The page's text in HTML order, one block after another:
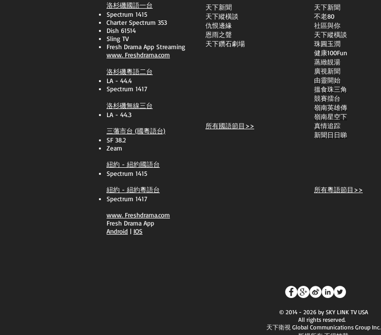
洛杉磯國語一台
Spectrum 1415
Charter Spectrum 353
Dish 61514
Sling TV
​Fresh Drama App Streaming
www. Freshdrama.com
洛杉磯粵語二台
LA - 44.4
Spectrum 1417
洛杉磯無線三台
LA - 44.3
三藩市台 (國粵語台)
SF 38.2
Zeam
紐約 - 紐約國語台
Spectrum 1415
紐約 - 紐約粵語台
Spectrum 1417
​www. Freshdrama.com
Fresh Drama App
​Android | IOS
天下新聞
天下縱橫談
​仇恨邊緣
恩雨之聲
天下鑽石劇場
所有國語節目>>
天下新聞
不老80
社區與你
天下縱橫談
​珠圓玉潤
​健康100Fun
蒸緻靚湯
​廣視新聞
由靈開始
搵食珠三角
競賽擂台
嶺南英雄傳
嶺南星空下
真情追踪
新聞日日睇
所有粵語節目>>
© 2014 - 2026 by SKY LINK TV USA
All rights reserved.
天下衛視 Global Communications Group Inc.